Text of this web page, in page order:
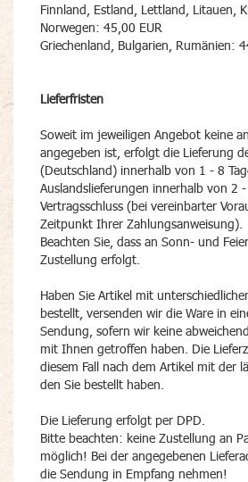
Finnland, Estland, Lettland, Litauen,
Norwegen: 45,00 EUR
Griechenland, Bulgarien, Rumänien:
Lieferfristen
Soweit im jeweiligen Angebot keine
angegeben ist, erfolgt die Lieferung
(Deutschland) innerhalb von 1 - 8
Auslandslieferungen innerhalb von 2
Vertragsschluss (bei vereinbarter
Zeitpunkt Ihrer Zahlungsanweisung).
Beachten Sie, dass an Sonn- und
Zustellung erfolgt.
Haben Sie Artikel mit
bestellt, versenden wir die Ware in
Sendung, sofern wir keine
mit Ihnen getroffen haben. Die
diesem Fall nach dem Artikel mit der
den Sie bestellt haben.
Die Lieferung erfolgt per DPD.
Bitte beachten: keine Zustellung an
möglich! Bei der angegebenen
die Sendung in Empfang nehmen!